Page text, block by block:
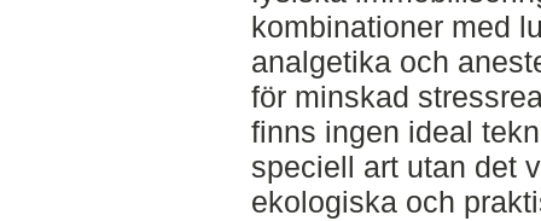
kombinationer med
analgetika och
för minskad
finns ingen ideal
speciell art utan det
ekologiska och